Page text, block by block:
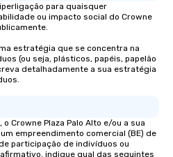
para quaisquer
ou impacto social do Crowne
estratégia que se concentra na
(ou seja, plásticos, papéis, papelão
detalhadamente a sua estratégia
Crowne Plaza Palo Alto e/ou a sua
empreendimento comercial (BE) de
participação de indivíduos ou
indique qual das seguintes